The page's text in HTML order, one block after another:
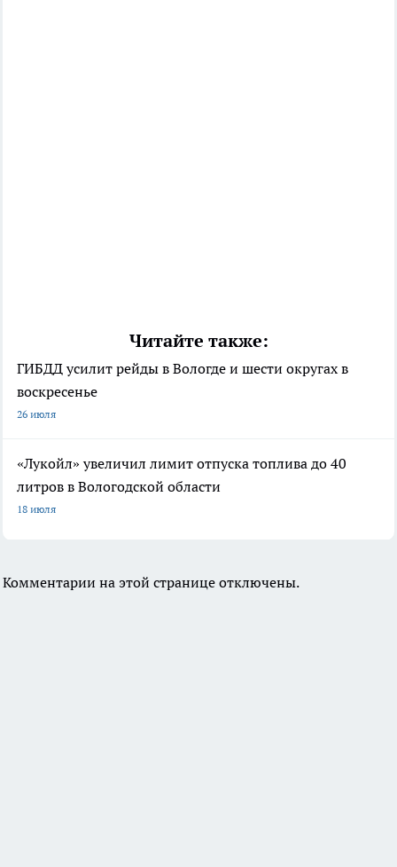
Читайте также:
ГИБДД усилит рейды в Вологде и шести округах в
воскресенье
26 июля
«Лукойл» увеличил лимит отпуска топлива до 40
литров в Вологодской области
18 июля
Комментарии на этой странице отключены.